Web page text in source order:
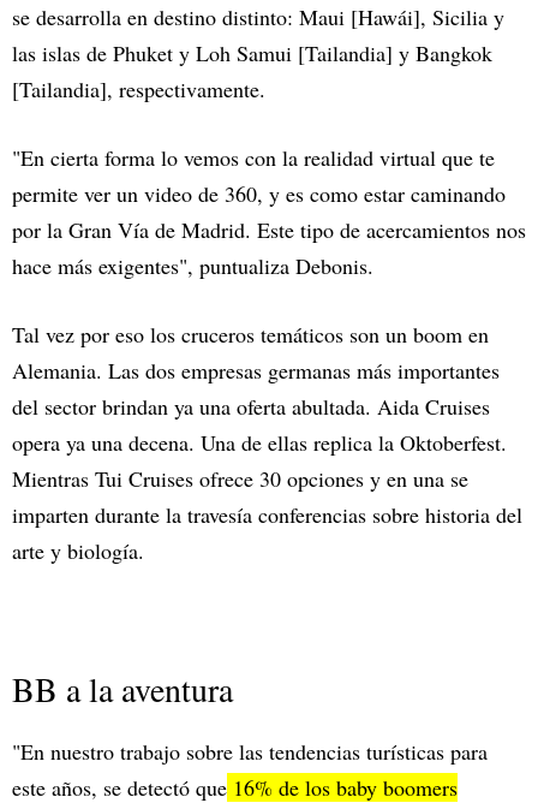
se desarrolla en destino distinto: Maui [Hawái], Sicilia y
las islas de Phuket y Loh Samui [Tailandia] y Bangkok
[Tailandia], respectivamente.
"En cierta forma lo vemos con la realidad virtual que te
permite ver un video de 360, y es como estar caminando
por la Gran Vía de Madrid. Este tipo de acercamientos nos
hace más exigentes", puntualiza Debonis.
Tal vez por eso los cruceros temáticos son un boom en
Alemania. Las dos empresas germanas más importantes
del sector brindan ya una oferta abultada. Aida Cruises
opera ya una decena. Una de ellas replica la Oktoberfest.
Mientras Tui Cruises ofrece 30 opciones y en una se
imparten durante la travesía conferencias sobre historia del
arte y biología.
BB a la aventura
"En nuestro trabajo sobre las tendencias turísticas para
este años, se detectó que 16% de los baby boomers